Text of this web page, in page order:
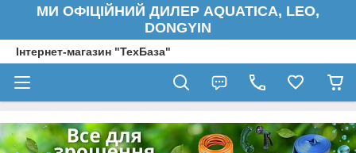
МИ ОФІЦІЙНИЙ ДИЛЕР AQUATICA, LEO,
DONGYIN
Інтернет-магазин "ТехБаза"